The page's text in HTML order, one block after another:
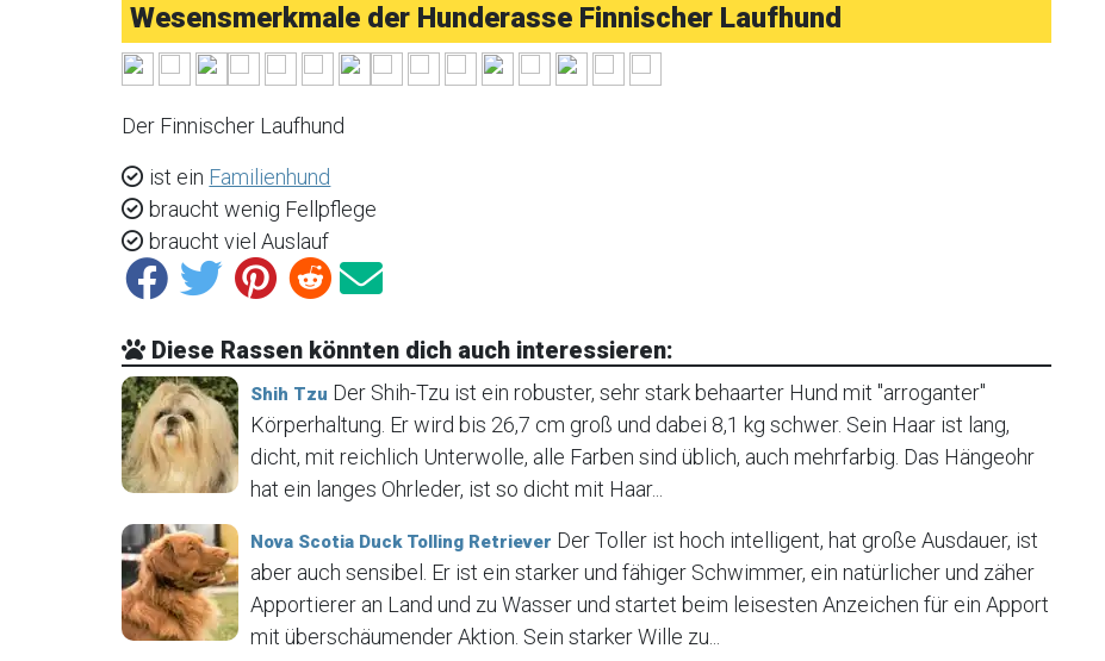
Wesensmerkmale der Hunderasse Finnischer Laufhund
Der Finnischer Laufhund
ist ein Familienhund
braucht wenig Fellpflege
braucht viel Auslauf
Diese Rassen könnten dich auch interessieren:
Shih Tzu Der Shih-Tzu ist ein robuster, sehr stark behaarter Hund mit "arroganter"
Körperhaltung. Er wird bis 26,7 cm groß und dabei 8,1 kg schwer. Sein Haar ist lang,
dicht, mit reichlich Unterwolle, alle Farben sind üblich, auch mehrfarbig. Das Hängeohr
hat ein langes Ohrleder, ist so dicht mit Haar...
Nova Scotia Duck Tolling Retriever Der Toller ist hoch intelligent, hat große Ausdauer, ist
aber auch sensibel. Er ist ein starker und fähiger Schwimmer, ein natürlicher und zäher
Apportierer an Land und zu Wasser und startet beim leisesten Anzeichen für ein Apport
mit überschäumender Aktion. Sein starker Wille zu...